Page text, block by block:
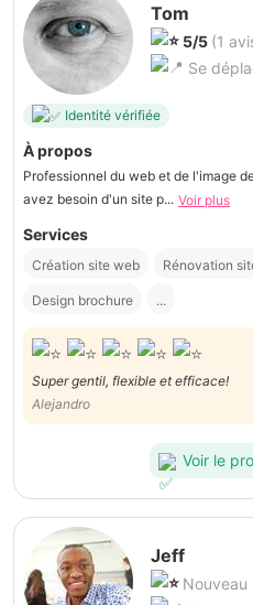
Tom
5/5 (1
Se
Identité vérifiée
À propos
Professionnel du web et de l'image
avez besoin d'un site p... Voir plus
Services
Création site web Rénovation
Design brochure ...
Super gentil, flexible et efficace!
Alejandro
Voir le
Jeff
Nouveau